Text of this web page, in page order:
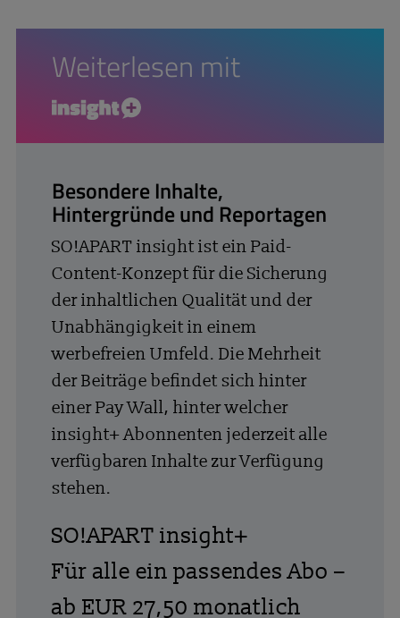
Weiterlesen mit
insight+
Besondere Inhalte,
Hintergründe und Reportagen
SO!APART insight ist ein Paid-
Content-Konzept für die Sicherung
der inhaltlichen Qualität und der
Unabhängigkeit in einem
werbefreien Umfeld. Die Mehrheit
der Beiträge befindet sich hinter
einer Pay Wall, hinter welcher
insight+ Abonnenten jederzeit alle
verfügbaren Inhalte zur Verfügung
stehen.
SO!APART insight+
Für alle ein passendes Abo –
ab EUR 27,50 monatlich